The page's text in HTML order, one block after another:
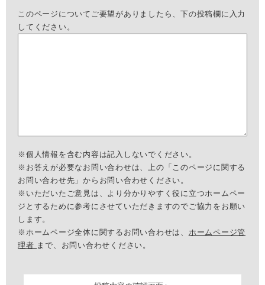
このページについてご要望がありましたら、下の投稿欄に入力
してください。
※個人情報を含む内容は記入しないでください。
※お答えが必要なお問い合わせは、上の「このページに関する
お問い合わせ先」からお問い合わせください。
※いただいたご意見は、より分かりやすく役に立つホームペー
ジとするために参考にさせていただきますのでご協力をお願い
します。
※ホームページ全体に関するお問い合わせは、 ホームページ管
理者 まで、お問い合わせください。